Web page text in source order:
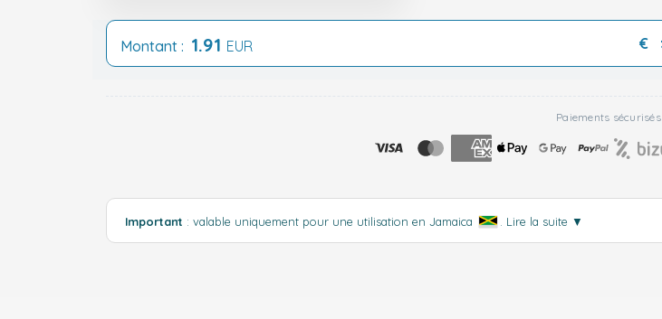
Montant : 1.91 EUR €
Paiements sécurisés
Important : valable uniquement pour une utilisation en Jamaica . Lire la suite ▼